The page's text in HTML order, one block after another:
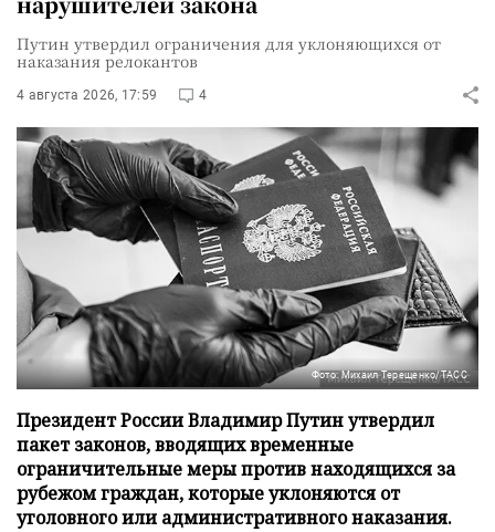
Путин утвердил ограничения для уклоняющихся от
наказания релокантов
4 августа 2026, 17:59 4
Фото: Михаил Терещенко/ТАСС
Президент России Владимир Путин утвердил
пакет законов, вводящих временные
ограничительные меры против находящихся за
рубежом граждан, которые уклоняются от
уголовного или административного наказания.